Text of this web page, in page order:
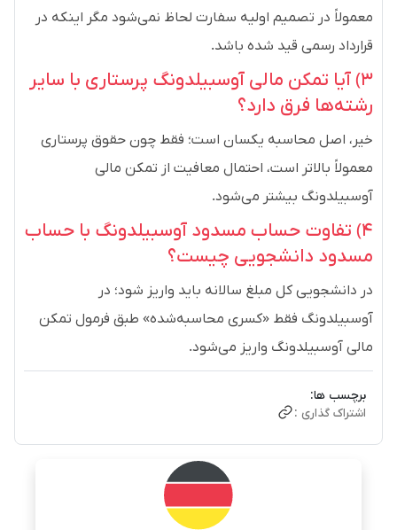
معمولاً در تصمیم اولیه سفارت لحاظ نمی‌شود مگر اینکه در
قرارداد رسمی قید شده باشد.
۳) آیا تمکن مالی آوسبیلدونگ پرستاری با سایر
رشته‌ها فرق دارد؟
خیر، اصل محاسبه یکسان است؛ فقط چون حقوق پرستاری
معمولاً بالاتر است، احتمال معافیت از تمکن مالی
آوسبیلدونگ بیشتر می‌شود.
۴) تفاوت حساب مسدود آوسبیلدونگ با حساب
مسدود دانشجویی چیست؟
در دانشجویی کل مبلغ سالانه باید واریز شود؛ در
آوسبیلدونگ فقط «کسری محاسبه‌شده» طبق فرمول تمکن
مالی آوسبیلدونگ واریز می‌شود.
برچسب ها:
اشتراک گذاری :